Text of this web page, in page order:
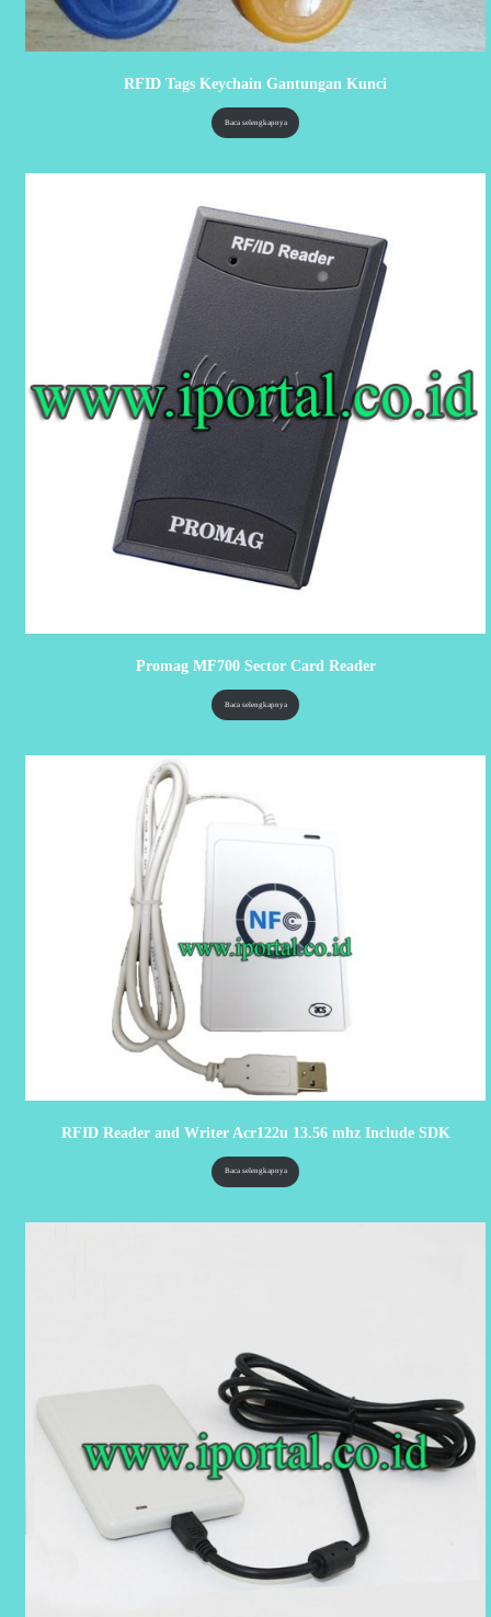
RFID Tags Keychain Gantungan Kunci
Baca selengkapnya
Promag MF700 Sector Card Reader
Baca selengkapnya
RFID Reader and Writer Acr122u 13.56 mhz Include SDK
Baca selengkapnya